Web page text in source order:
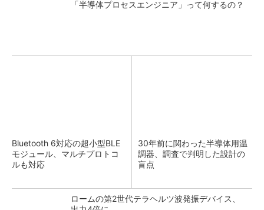
「半導体プロセスエンジニア」って何するの？
Bluetooth 6対応の超小型BLE
モジュール、マルチプロトコ
ルも対応
30年前に関わった半導体用温
調器、調査で判明した設計の
盲点
ロームの第2世代テラヘルツ波発振デバイス、